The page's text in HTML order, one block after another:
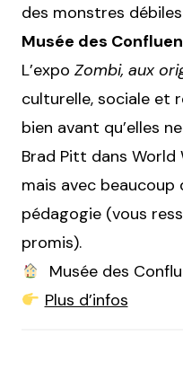
des monstres
Musée des
L’expo Zombi, aux
culturelle, sociale et
bien avant qu’elles
Brad Pitt dans World
mais avec beaucoup
pédagogie (vous
promis).
Musée des
Plus d’infos